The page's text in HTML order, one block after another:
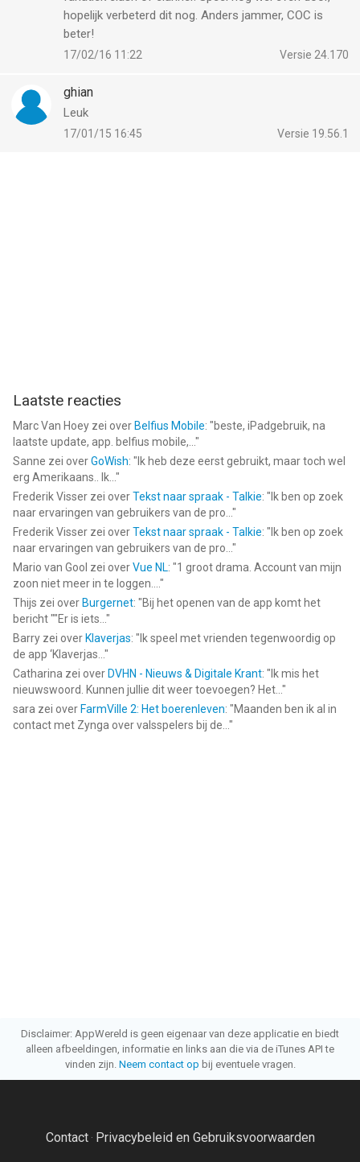
hopelijk verbeterd dit nog. Anders jammer, COC is
beter!
Versie 24.170
17/02/16 11:22
ghian
Leuk
Versie 19.56.1
17/01/15 16:45
Laatste reacties
Marc Van Hoey zei over Belfius Mobile: "beste, iPadgebruik, na
laatste update, app. belfius mobile,... "
Sanne zei overGoWish: " Ik heb deze eerst gebruikt, maar toch wel
erg Amerikaans.. Ik... "
Frederik Visser zei overTekst naar spraak - Talkie: " Ik ben op zoek
naar ervaringen van gebruikers van de pro... "
Frederik Visser zei overTekst naar spraak - Talkie: " Ik ben op zoek
naar ervaringen van gebruikers van de pro... "
Mario van Gool zei overVue NL: "1 groot drama. Account van mijn
zoon niet meer in te loggen.... "
Thijs zei over Burgernet: "Bij het openen van de app komt het
bericht ""Er is iets... "
Barry zei over Klaverjas: " Ik speel met vrienden tegenwoordig op
de app ‘Klaverjas... "
Catharina zei over DVHN - Nieuws & Digitale Krant: " Ik mis het
nieuwswoord. Kunnen jullie dit weer toevoegen? Het... "
sara zei over FarmVille 2: Het boerenleven: "Maanden ben ik al in
contact met Zynga over valsspelers bij de... "
Disclaimer: AppWereld is geen eigenaar van deze applicatie en biedt
alleen afbeeldingen, informatie en links aan die via de iTunes API te
vinden zijn. Neem contact op bij eventuele vragen.
Contact· Privacybeleid en Gebruiksvoorwaarden